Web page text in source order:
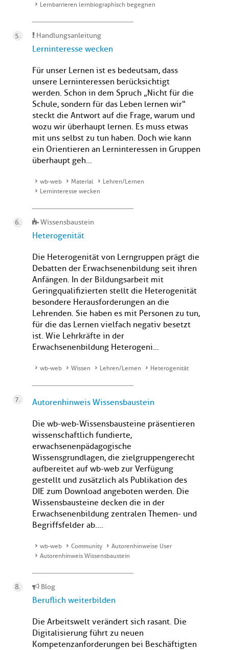
Lernbarrieren lernbiographisch begegnen
Handlungsanleitung
Lerninteresse wecken
Für unser Lernen ist es bedeutsam, dass
unsere Lerninteressen berücksichtigt
werden. Schon in dem Spruch „Nicht für die
Schule, sondern für das Leben lernen wir“
steckt die Antwort auf die Frage, warum und
wozu wir überhaupt lernen. Es muss etwas
mit uns selbst zu tun haben. Doch wie kann
ein Orientieren an Lerninteressen in Gruppen
überhaupt geh...
wb-web Material
Lehren/Lernen
Lerninteresse wecken
Wissensbaustein
Heterogenität
Die Heterogenität von Lerngruppen prägt die
Debatten der Erwachsenenbildung seit ihren
Anfängen. In der Bildungsarbeit mit
Geringqualifizierten stellt die Heterogenität
besondere Herausforderungen an die
Lehrenden. Sie haben es mit Personen zu tun,
für die das Lernen vielfach negativ besetzt
ist. Wie Lehrkräfte in der
Erwachsenenbildung Heterogeni...
wb-web Wissen Lehren/Lernen Heterogenität
Autorenhinweis Wissensbaustein
Die wb-web-Wissensbausteine präsentieren
wissenschaftlich fundierte,
erwachsenenpädagogische
Wissensgrundlagen, die zielgruppengerecht
aufbereitet auf wb-web zur Verfügung
gestellt und zusätzlich als Publikation des
DIE zum Download angeboten werden. Die
Wissensbausteine decken die in der
Erwachsenenbildung zentralen Themen- und
Begriffsfelder ab....
wb-web Community
Autorenhinweise User
Autorenhinweis Wissensbaustein
Blog
Beruflich weiterbilden
Die Arbeitswelt verändert sich rasant. Die
Digitalisierung führt zu neuen
Kompetenzanforderungen bei Beschäftigten